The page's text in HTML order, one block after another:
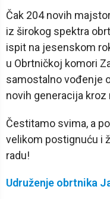
Čak 204 novih
iz širokog spektra
ispit na jesenskom
u Obrtničkoj komori
samostalno vođenje
novih generacija
Čestitamo svima, a
velikom postignuću i
radu!
Udruženje obrtnika